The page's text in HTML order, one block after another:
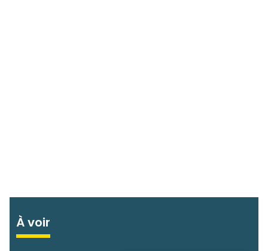
À voir